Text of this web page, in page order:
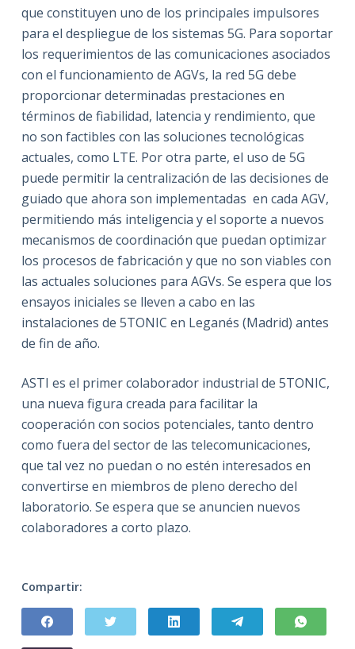
que constituyen uno de los principales impulsores
para el despliegue de los sistemas 5G. Para soportar
los requerimientos de las comunicaciones asociados
con el funcionamiento de AGVs, la red 5G debe
proporcionar determinadas prestaciones en
términos de fiabilidad, latencia y rendimiento, que
no son factibles con las soluciones tecnológicas
actuales, como LTE. Por otra parte, el uso de 5G
puede permitir la centralización de las decisiones de
guiado que ahora son implementadas en cada AGV,
permitiendo más inteligencia y el soporte a nuevos
mecanismos de coordinación que puedan optimizar
los procesos de fabricación y que no son viables con
las actuales soluciones para AGVs. Se espera que los
ensayos iniciales se lleven a cabo en las
instalaciones de 5TONIC en Leganés (Madrid) antes
de fin de año.
ASTI es el primer colaborador industrial de 5TONIC,
una nueva figura creada para facilitar la
cooperación con socios potenciales, tanto dentro
como fuera del sector de las telecomunicaciones,
que tal vez no puedan o no estén interesados en
convertirse en miembros de pleno derecho del
laboratorio. Se espera que se anuncien nuevos
colaboradores a corto plazo.
Compartir: